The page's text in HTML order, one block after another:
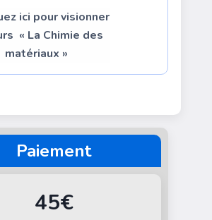
ici pour visionner
« La Chimie des
matériaux »
Paiement
45€